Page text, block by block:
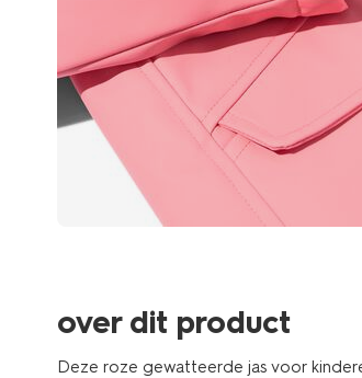
over dit product
Deze roze gewatteerde jas voor